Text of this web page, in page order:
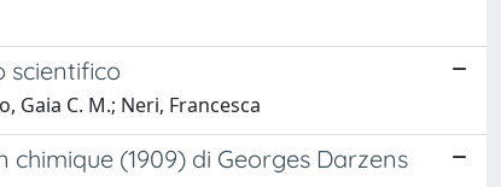
scientifico
Gaia C. M.; Neri, Francesca
(1909) di Georges Darzens